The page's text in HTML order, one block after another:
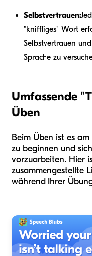
Selbstvertrauen:
"kniffliges" Wort
Selbstvertrauen
Sprache zu
Umfassende
Üben
Beim Üben ist es
zu beginnen und
vorzuarbeiten. Hier
zusammengestellte
während Ihrer